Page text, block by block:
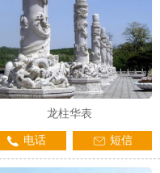
龙柱华表
电话 短信